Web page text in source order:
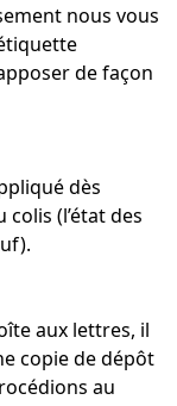
nous vous
de façon
dès
(l’état des
aux lettres, il
copie de dépôt
au